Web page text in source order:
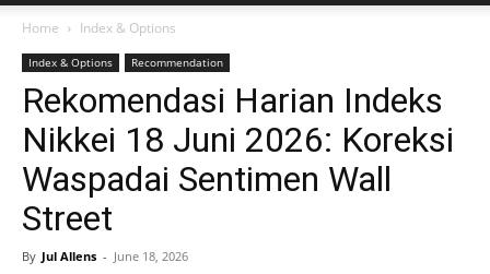
Home Index & Options
Index & Options Recommendation
Rekomendasi Harian Indeks
Nikkei 18 Juni 2026: Koreksi
Waspadai Sentimen Wall
Street
By Jul Allens - June 18, 2026